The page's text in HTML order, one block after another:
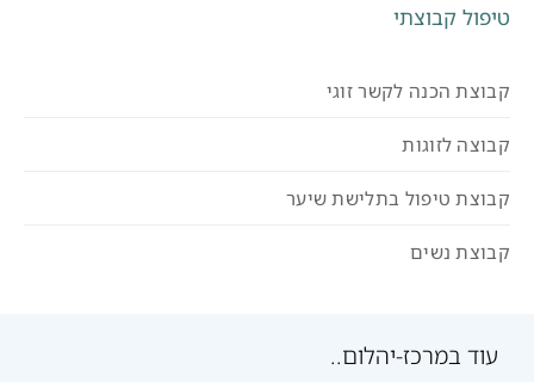
טיפול קבוצתי
קבוצת הכנה לקשר זוגי
קבוצה לזוגות
קבוצת טיפול בתלישת שיער
קבוצת נשים
עוד במרכז-יהלום..